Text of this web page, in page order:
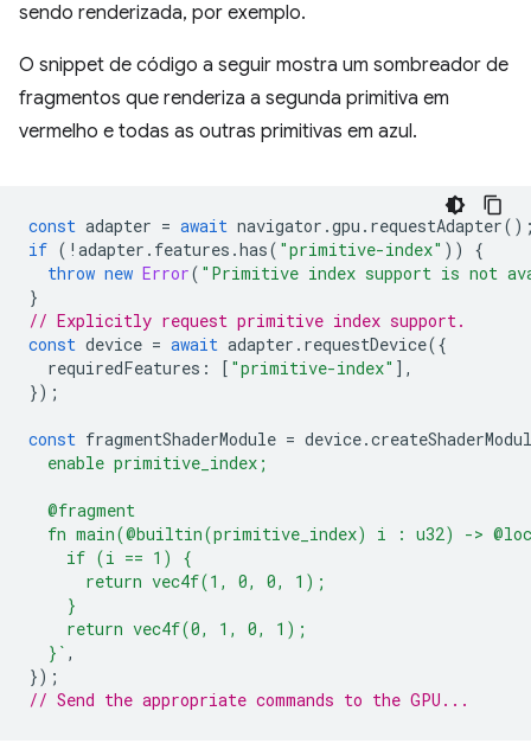
sendo renderizada, por exemplo.
O snippet de código a seguir mostra um sombreador de
fragmentos que renderiza a segunda primitiva em
vermelho e todas as outras primitivas em azul.
const adapter = await navigator .gpu . requestAdapter
if ( ! adapter . features .has( "primitive-index" ))
{
throw new Error( "Primitive index support is not
}
// Explicitly request primitive index support.
const device = await adapter . requestDevice({
requiredFeatures : [ "primitive-index" ],
});
const fragmentShaderModule = device.
  enable primitive_index;
  @fragment
fn main(@builtin(primitive_index) i : u32) ->
    if (i == 1) {
      return vec4f(1, 0, 0, 1);
    }
    return vec4f(0, 1, 0, 1);
  }`
,
});
// Send the appropriate commands to the GPU...